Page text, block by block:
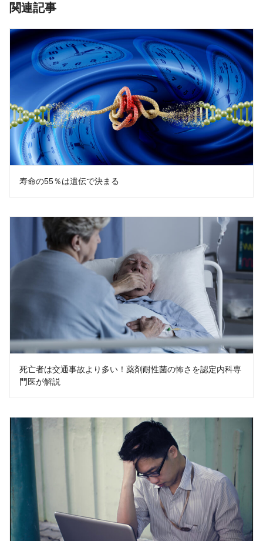
関連記事
寿命の55％は遺伝で決まる
死亡者は交通事故より多い！薬剤耐性菌の怖さを認定内科専
門医が解説